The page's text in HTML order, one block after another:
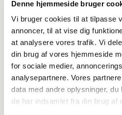
Denne hjemmeside bruger
Vi bruger cookies til at tilpasse
annoncer, til at vise dig
at analysere vores trafik. Vi
din brug af vores hjemmeside
for sociale medier,
analysepartnere. Vores
data med andre oplysninger,
de har indsamlet fra din brug af